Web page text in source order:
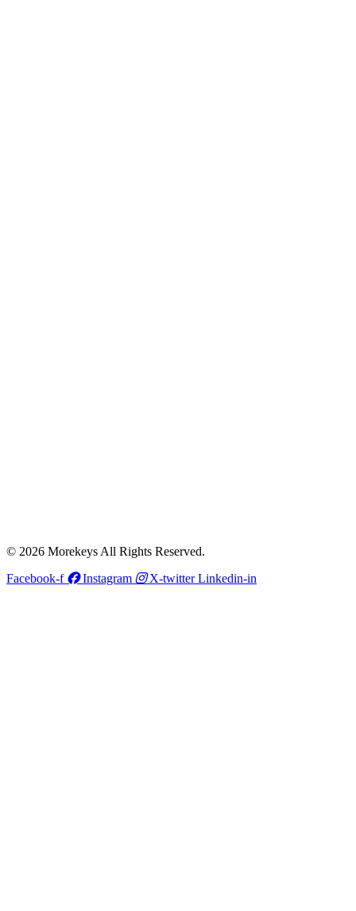
© 2026 Morekeys All Rights Reserved.
Facebook-f
Instagram X-twitter Linkedin-in